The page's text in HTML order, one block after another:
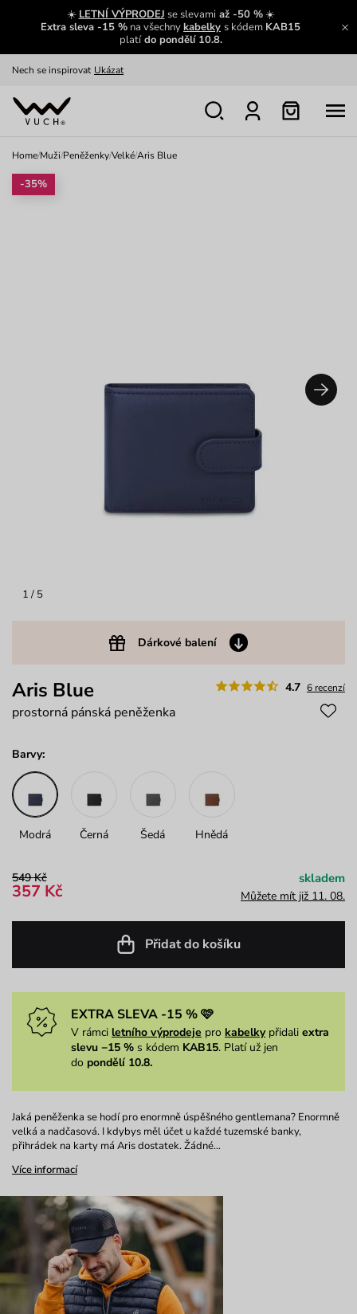
☀️ LETNÍ VÝPRODEJ se slevamiaž -50 %☀️
Extra sleva -15 % na všechnykabelky s kódem KAB15
platído pondělí 10.8.
Zajímavosti ze světa Vuch:
Výměna a vrácení zdarma
Home/Muži/Peněženky/Velké/Aris Blue
1 / 5
Dárkové balení
-35%
4.7 6 recenzí
Aris Blue
prostorná pánská peněženka
Barvy:
Modrá Černá Šedá Hnědá
549 Kč
357 Kč
skladem
Můžete mít již 11. 08.
Přidat do košíku
EXTRA SLEVA -15 % 🩷
V rámci letního výprodeje pro kabelkypřidali extra
slevu −15 % s kódem KAB15. Platí už jen
do pondělí 10.8.
Jaká peněženka se hodí pro enormně úspěšného gentlemana? Enormně
velká a nadčasová. I kdybys měl účet u každé tuzemské banky,
přihrádek na karty má Aris dostatek. Žádné…
Více informací